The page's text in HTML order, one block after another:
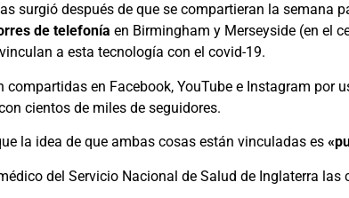
surgió después de que se compartieran la semana
de telefonía en Birmingham y Merseyside (en el
a esta tecnología con el covid-19.
en Facebook, YouTube e Instagram por
cientos de miles de seguidores.
la idea de que ambas cosas están vinculadas es
del Servicio Nacional de Salud de Inglaterra